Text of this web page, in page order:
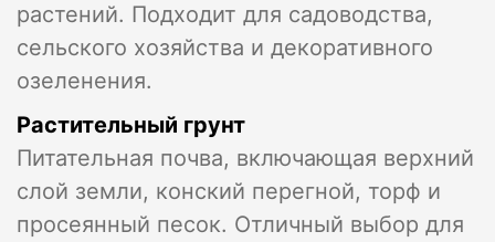
растений. Подходит для садоводства,
сельского хозяйства и декоративного
озеленения.
Растительный грунт
Питательная почва, включающая верхний
слой земли, конский перегной, торф и
просеянный песок. Отличный выбор для